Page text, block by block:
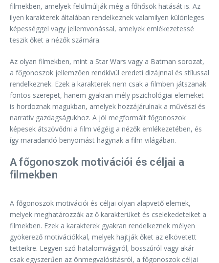
filmekben, amelyek felülmúlják még a főhősök hatását is. Az
ilyen karakterek általában rendelkeznek valamilyen különleges
képességgel vagy jellemvonással, amelyek emlékezetessé
teszik őket a nézők számára.
Az olyan filmekben, mint a Star Wars vagy a Batman sorozat,
a főgonoszok jellemzően rendkívül eredeti dizájnnal és stílussal
rendelkeznek. Ezek a karakterek nem csak a filmben játszanak
fontos szerepet, hanem gyakran mély pszichológiai elemeket
is hordoznak magukban, amelyek hozzájárulnak a művészi és
narratív gazdagságukhoz. A jól megformált főgonoszok
képesek átszövődni a film végéig a nézők emlékezetében, és
így maradandó benyomást hagynak a film világában.
A főgonoszok motivációi és céljai a
filmekben
A főgonoszok motivációi és céljai olyan alapvető elemek,
melyek meghatározzák az ő karakterüket és cselekedeteiket a
filmekben. Ezek a karakterek gyakran rendelkeznek mélyen
gyökerező motivációkkal, melyek hajtják őket az elkövetett
tetteikre. Legyen szó hatalomvágyról, bosszúról vagy akár
csak egyszerűen az önmegvalósításról, a főgonoszok céljai